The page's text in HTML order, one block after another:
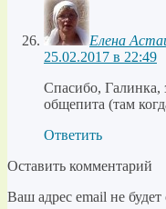
Елена
25.02.2017 в 22:49
Спасибо, Галинка,
общепита (там
Ответить
Оставить комментарий
Ваш адрес email не